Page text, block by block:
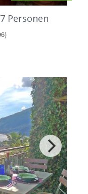
Personen